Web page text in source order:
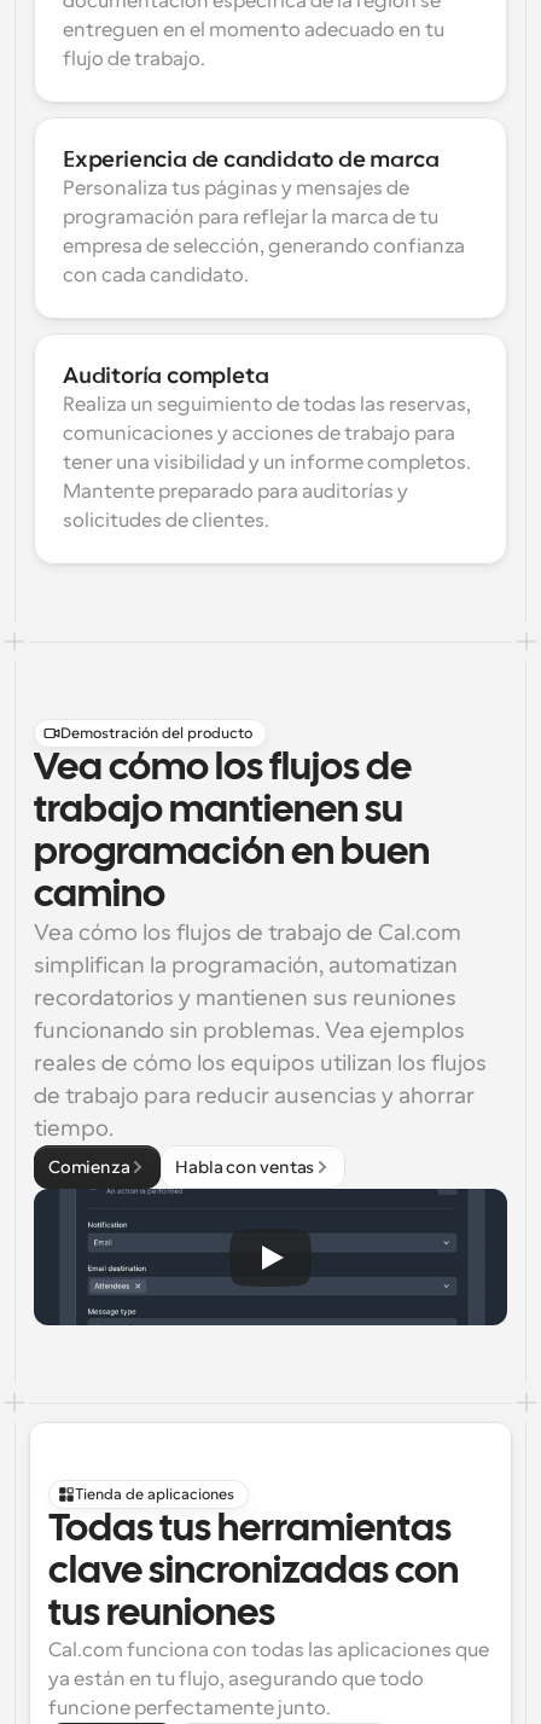
entreguen en el momento adecuado en tu
flujo de trabajo.
Experiencia de candidato de marca
Personaliza tus páginas y mensajes de
programación para reflejar la marca de tu
empresa de selección, generando confianza
con cada candidato.
Auditoría completa
Realiza un seguimiento de todas las reservas,
comunicaciones y acciones de trabajo para
tener una visibilidad y un informe completos.
Mantente preparado para auditorías y
solicitudes de clientes.
Demostración del producto
Vea cómo los flujos de
trabajo mantienen su
programación en buen
camino
Vea cómo los flujos de trabajo de Cal.com
simplifican la programación, automatizan
recordatorios y mantienen sus reuniones
funcionando sin problemas. Vea ejemplos
reales de cómo los equipos utilizan los flujos
de trabajo para reducir ausencias y ahorrar
tiempo.
Comienza Habla con ventas
Tienda de aplicaciones
Todas tus herramientas
clave sincronizadas con
tus reuniones
Cal.com funciona con todas las aplicaciones que
ya están en tu flujo, asegurando que todo
funcione perfectamente junto.